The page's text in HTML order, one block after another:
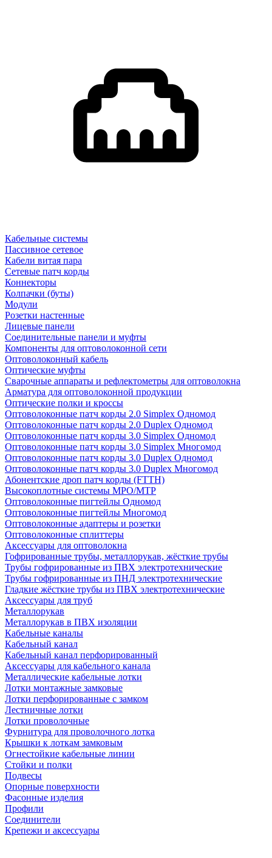
Кабельные системы
Пассивное сетевое
Кабели витая пара
Сетевые патч корды
Коннекторы
Колпачки (буты)
Модули
Розетки настенные
Лицевые панели
Соединительные панели и муфты
Компоненты для оптоволоконной сети
Оптоволоконный кабель
Оптические муфты
Сварочные аппараты и рефлектометры для оптоволокна
Арматура для оптоволоконной продукции
Оптические полки и кроссы
Оптоволоконные патч корды 2.0 Simplex Одномод
Оптоволоконные патч корды 2.0 Duplex Одномод
Оптоволоконные патч корды 3.0 Simplex Одномод
Оптоволоконные патч корды 3.0 Simplex Многомод
Оптоволоконные патч корды 3.0 Duplex Одномод
Оптоволоконные патч корды 3.0 Duplex Многомод
Абонентские дроп патч корды (FTTH)
Высокоплотные системы MPO/MTP
Оптоволоконные пигтейлы Одномод
Оптоволоконные пигтейлы Многомод
Оптоволоконные адаптеры и розетки
Оптоволоконные сплиттеры
Аксессуары для оптоволокна
Гофрированные трубы, металлорукав, жёсткие трубы
Трубы гофрированные из ПВХ электротехнические
Трубы гофрированные из ПНД электротехнические
Гладкие жёсткие трубы из ПВХ электротехнические
Аксессуары для труб
Металлорукав
Металлорукав в ПВХ изоляции
Кабельные каналы
Кабельный канал
Кабельный канал перфорированный
Аксессуары для кабельного канала
Металлические кабельные лотки
Лотки монтажные замковые
Лотки перфорированные с замком
Лестничные лотки
Лотки проволочные
Фурнитура для проволочного лотка
Крышки к лоткам замковым
Огнестойкие кабельные линии
Стойки и полки
Подвесы
Опорные поверхности
Фасонные изделия
Профили
Соединители
Крепежи и аксессуары